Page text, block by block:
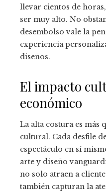
llevar cientos de
ser muy alto. No
desembolso vale la
experiencia
diseños.
El impacto
económico
La alta costura es más
cultural. Cada desfile
espectáculo en sí
arte y diseño
no solo atraen a
también capturan la